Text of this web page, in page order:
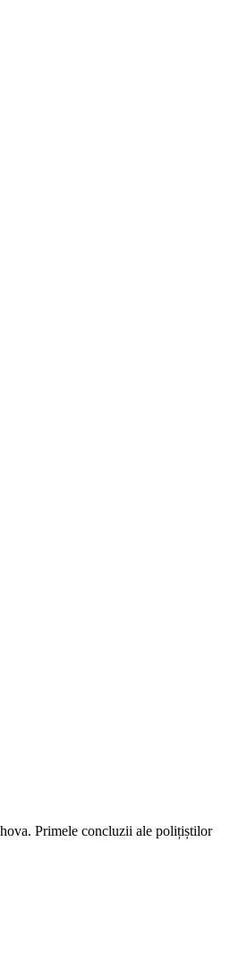
Primele concluzii ale polițiștilor